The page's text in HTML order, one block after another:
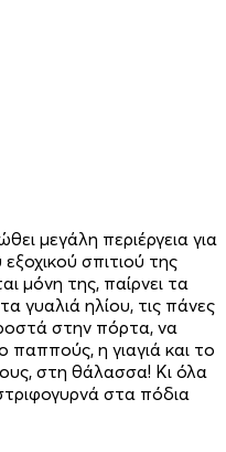
μεγάλη περιέργεια για
σπιτιού της
μόνη της, παίρνει τα
γυαλιά ηλίου, τις πάνες
στην πόρτα, να
η γιαγιά και το
στη θάλασσα! Κι όλα
στα πόδια